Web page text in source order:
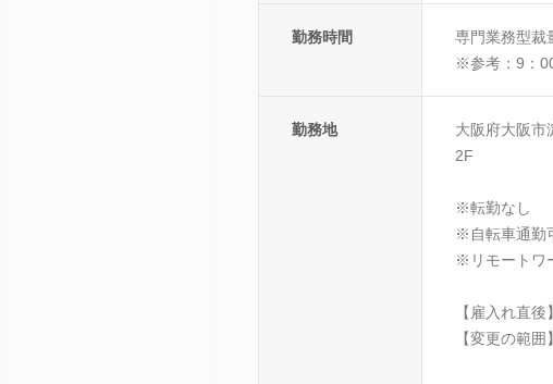
勤務時間
専門業務型裁
※参考：9：
勤務地
大阪府大阪市
2F
※転勤なし
※自転車通勤
※リモートワ
【雇入れ直
【変更の範